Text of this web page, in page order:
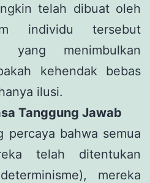
telah dibuat oleh
individu tersebut
yang menimbulkan
kehendak bebas
ilusi.
Tanggung Jawab
percaya bahwa semua
telah ditentukan
mereka